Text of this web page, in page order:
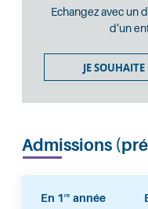
Echangez avec un
d’un
JE
Admissions
En 1 re année